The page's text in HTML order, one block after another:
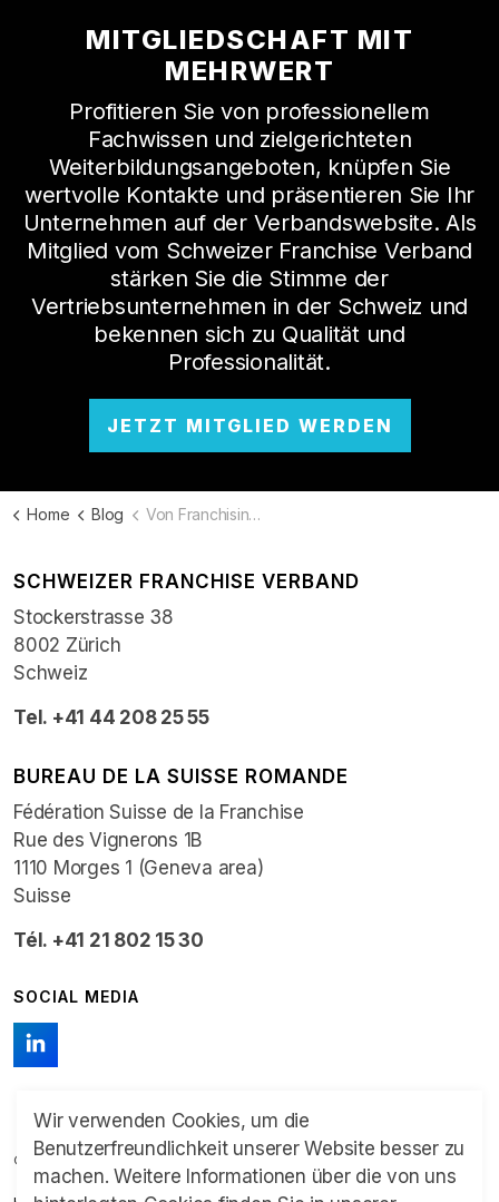
MITGLIEDSCHAFT MIT
MEHRWERT
Profitieren Sie von professionellem
Fachwissen und zielgerichteten
Weiterbildungsangeboten, knüpfen Sie
wertvolle Kontakte und präsentieren Sie Ihr
Unternehmen auf der Verbandswebsite. Als
Mitglied vom Schweizer Franchise Verband
stärken Sie die Stimme der
Vertriebsunternehmen in der Schweiz und
bekennen sich zu Qualität und
Professionalität.
JETZT MITGLIED WERDEN
Home Blog Von Franchising und Freiheit - Interview
SCHWEIZER FRANCHISE VERBAND
Stockerstrasse 38
8002 Zürich
Schweiz
Tel. +41 44 208 25 55
BUREAU DE LA SUISSE ROMANDE
Fédération Suisse de la Franchise
Rue des Vignerons 1B
1110 Morges 1 (Geneva area)
Suisse
Tél. +41 21 802 15 30
SOCIAL MEDIA
© 2026 Schweizer Franchise Verband
Wir verwenden Cookies, um die
Benutzerfreundlichkeit unserer Website besser zu
machen. Weitere Informationen über die von uns